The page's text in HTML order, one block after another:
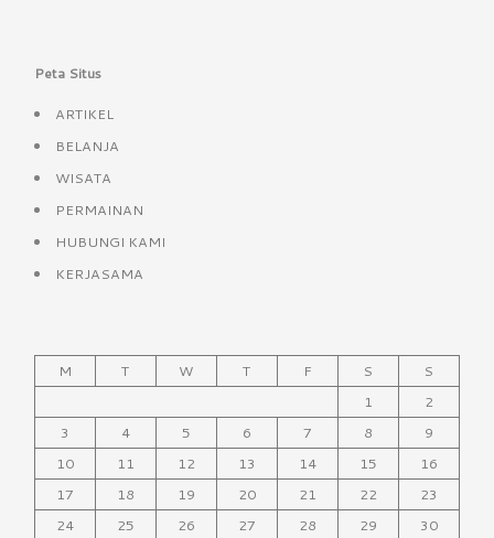
Peta Situs
ARTIKEL
BELANJA
WISATA
PERMAINAN
HUBUNGI KAMI
KERJASAMA
M T W T F S
S
1
2
3
4 5 6 7 8
9
10
11 12 13 14 15
16
17
18 19 20 21 22
23
24
25 26 27 28 29 30